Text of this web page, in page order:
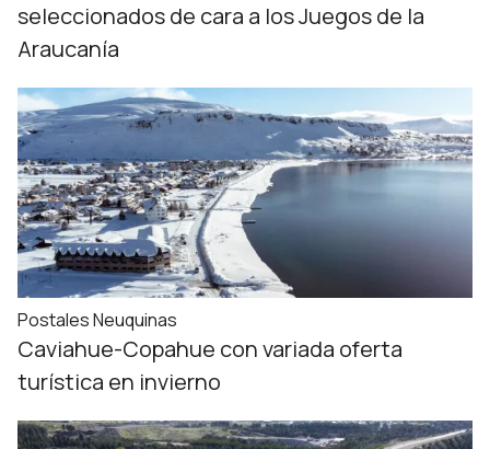
seleccionados de cara a los Juegos de la
Araucanía
Postales Neuquinas
Caviahue-Copahue con variada oferta
turística en invierno